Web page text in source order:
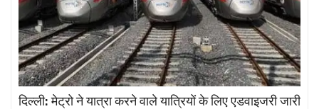
दिल्ली: मेट्रो ने यात्रा करने वाले यात्रियों के लिए एडवाइजरी जारी